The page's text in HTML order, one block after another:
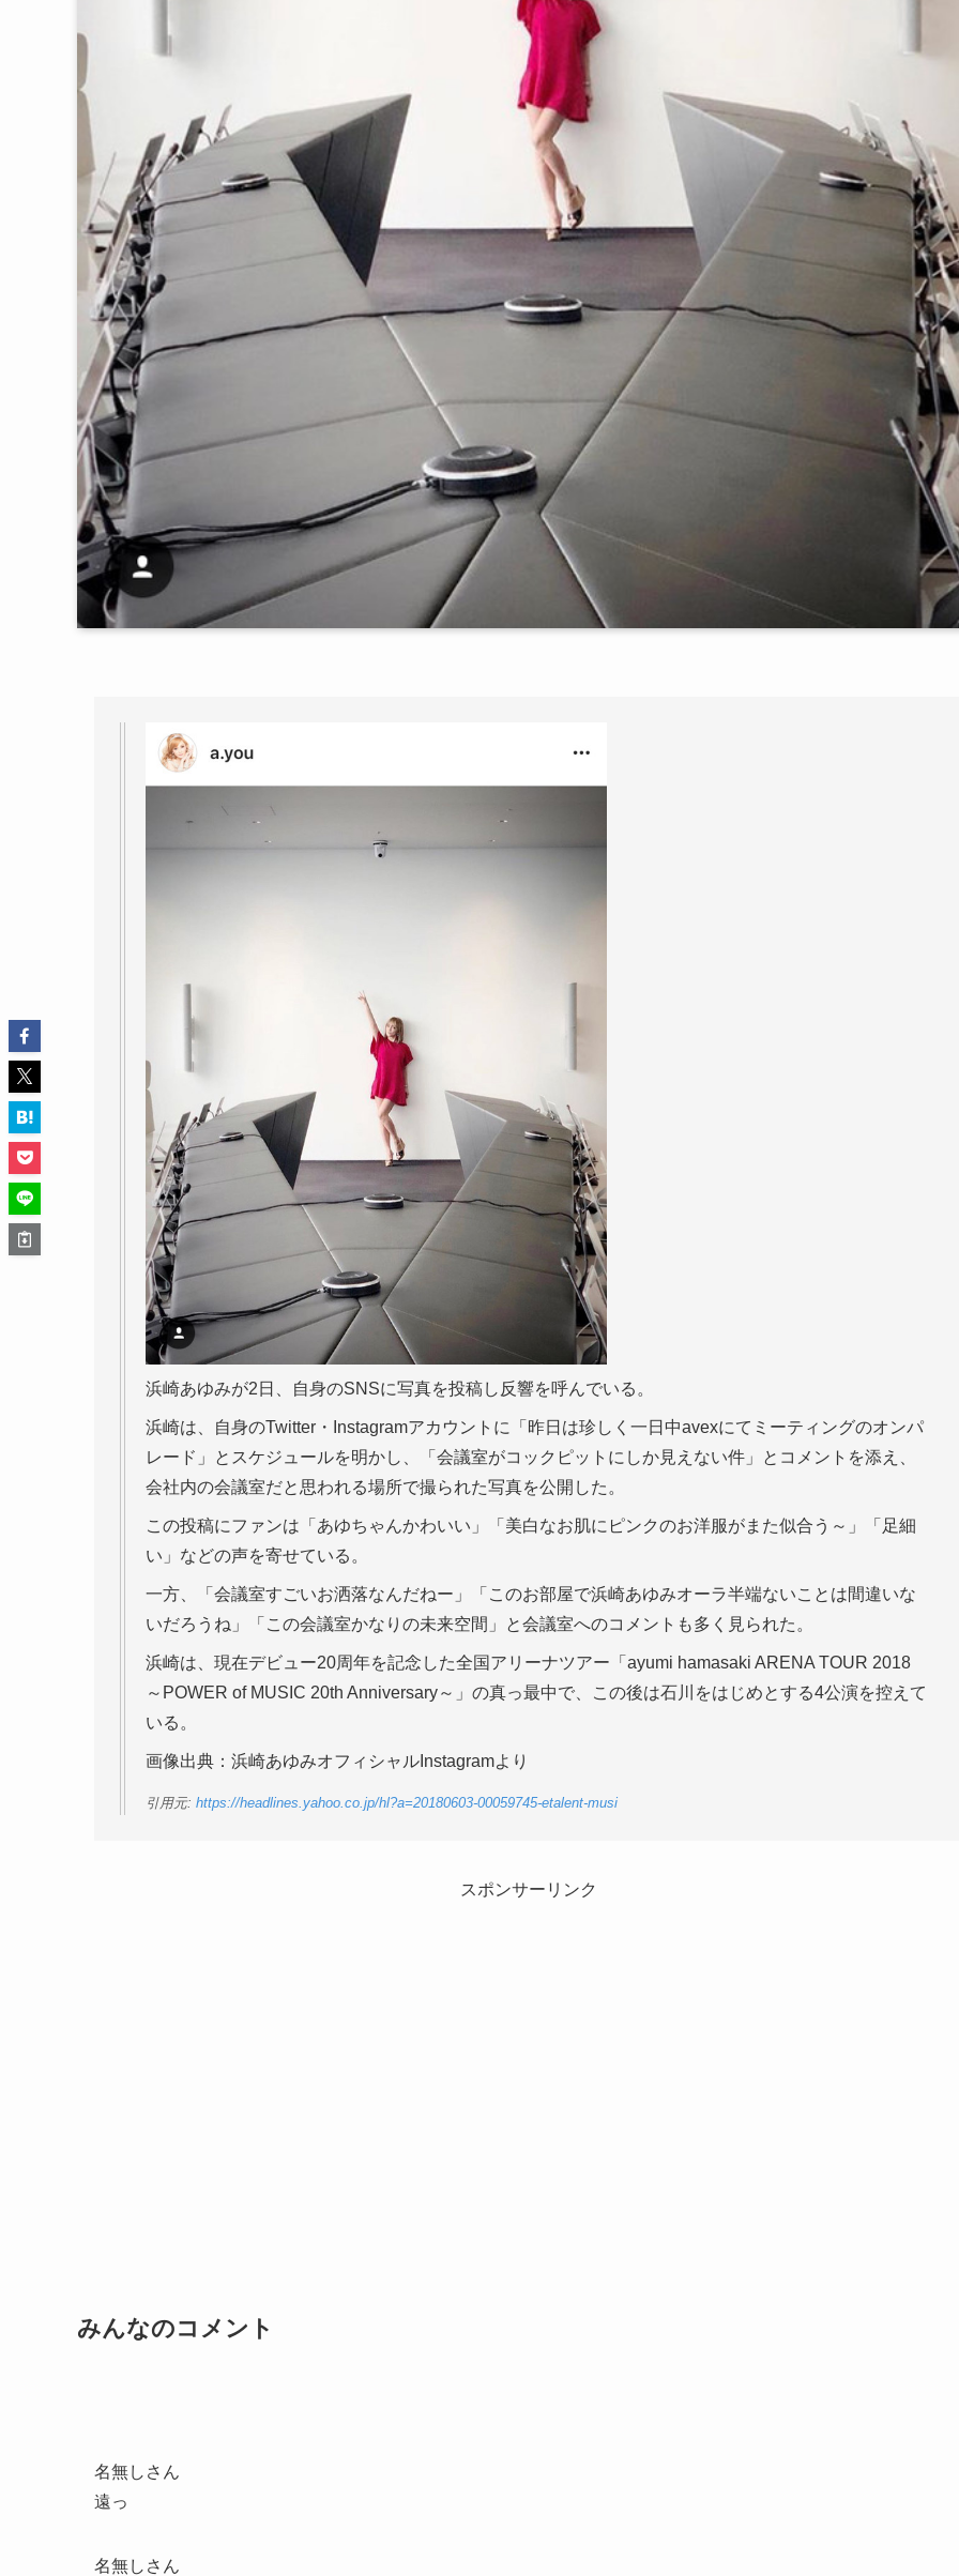
浜崎あゆみが2日、自身のSNSに写真を投稿し反響を呼んでいる。
浜崎は、自身のTwitter・Instagramアカウントに「昨日は珍しく一日中avexにてミーティングのオンパ
レード」とスケジュールを明かし、「会議室がコックピットにしか見えない件」とコメントを添え、
会社内の会議室だと思われる場所で撮られた写真を公開した。
この投稿にファンは「あゆちゃんかわいい」「美白なお肌にピンクのお洋服がまた似合う～」「足細
い」などの声を寄せている。
一方、「会議室すごいお洒落なんだねー」「このお部屋で浜崎あゆみオーラ半端ないことは間違いな
いだろうね」「この会議室かなりの未来空間」と会議室へのコメントも多く見られた。
浜崎は、現在デビュー20周年を記念した全国アリーナツアー「ayumi hamasaki ARENA TOUR 2018
～POWER of MUSIC 20th Anniversary～」の真っ最中で、この後は石川をはじめとする4公演を控えて
いる。
画像出典：浜崎あゆみオフィシャルInstagramより
引用元: https://headlines.yahoo.co.jp/hl?a=20180603-00059745-etalent-musi
スポンサーリンク
みんなのコメント
名無しさん
遠っ
名無しさん